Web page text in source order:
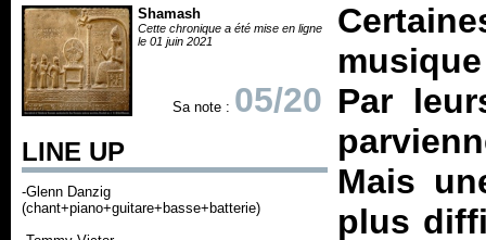
Shamash
Cette chronique a été mise en ligne
le 01 juin 2021
Sa note : 05/20
LINE UP
-Glenn Danzig
(chant+piano+guitare+basse+batterie)
Par
Mais
plus